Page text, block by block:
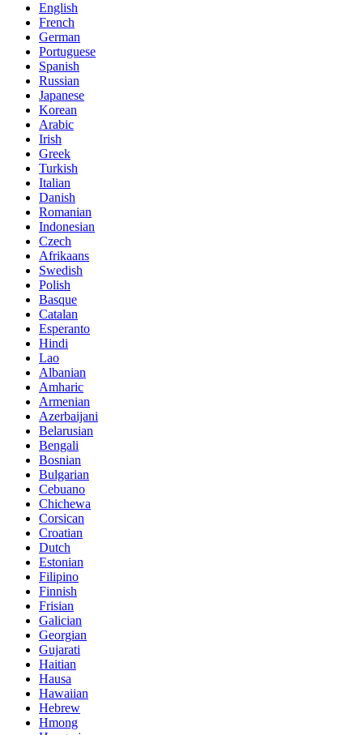
English
French
German
Portuguese
Spanish
Russian
Japanese
Korean
Arabic
Irish
Greek
Turkish
Italian
Danish
Romanian
Indonesian
Czech
Afrikaans
Swedish
Polish
Basque
Catalan
Esperanto
Hindi
Lao
Albanian
Amharic
Armenian
Azerbaijani
Belarusian
Bengali
Bosnian
Bulgarian
Cebuano
Chichewa
Corsican
Croatian
Dutch
Estonian
Filipino
Finnish
Frisian
Galician
Georgian
Gujarati
Haitian
Hausa
Hawaiian
Hebrew
Hmong